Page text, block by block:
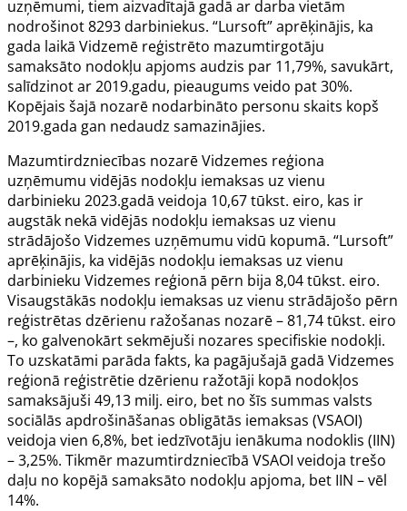
uzņēmumi, tiem aizvadītajā gadā ar darba vietām
nodrošinot 8293 darbiniekus. “Lursoft” aprēķinājis, ka
gada laikā Vidzemē reģistrēto mazumtirgotāju
samaksāto nodokļu apjoms audzis par 11,79%, savukārt,
salīdzinot ar 2019.gadu, pieaugums veido pat 30%.
Kopējais šajā nozarē nodarbināto personu skaits kopš
2019.gada gan nedaudz samazinājies.
Mazumtirdzniecības nozarē Vidzemes reģiona
uzņēmumu vidējās nodokļu iemaksas uz vienu
darbinieku 2023.gadā veidoja 10,67 tūkst. eiro, kas ir
augstāk nekā vidējās nodokļu iemaksas uz vienu
strādājošo Vidzemes uzņēmumu vidū kopumā. “Lursoft”
aprēķinājis, ka vidējās nodokļu iemaksas uz vienu
darbinieku Vidzemes reģionā pērn bija 8,04 tūkst. eiro.
Visaugstākās nodokļu iemaksas uz vienu strādājošo pērn
reģistrētas dzērienu ražošanas nozarē – 81,74 tūkst. eiro
–, ko galvenokārt sekmējuši nozares specifiskie nodokļi.
To uzskatāmi parāda fakts, ka pagājušajā gadā Vidzemes
reģionā reģistrētie dzērienu ražotāji kopā nodokļos
samaksājuši 49,13 milj. eiro, bet no šīs summas valsts
sociālās apdrošināšanas obligātās iemaksas (VSAOI)
veidoja vien 6,8%, bet iedzīvotāju ienākuma nodoklis (IIN)
– 3,25%. Tikmēr mazumtirdzniecībā VSAOI veidoja trešo
daļu no kopējā samaksāto nodokļu apjoma, bet IIN – vēl
14%.